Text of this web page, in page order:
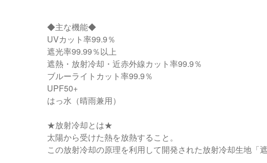
◆主な機能◆
UVカット率99.9％
遮光率99.99％以上
遮熱・放射冷却・近赤外線カット率99.9％
ブルーライトカット率99.9％
UPF50+
はっ水（晴雨兼用）
★放射冷却とは★
太陽から受けた熱を放熱すること。
この放射冷却の原理を利用して開発された放射冷却生地「